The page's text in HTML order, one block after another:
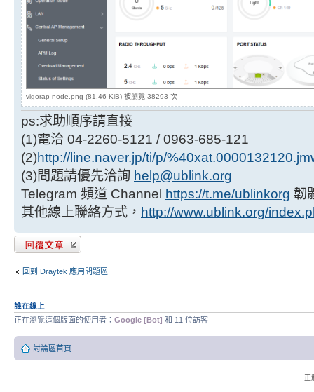
vigorap-node.png (81.46 KiB) 被瀏覽 38293 次
ps:求助順序請直接
(1)電洽 04-2260-5121 / 0963-685-121
(2)http://line.naver.jp/ti/p/
(3)問題請優先洽詢 help@ublink.org
Telegram 頻道 Channel https://t.me/ublinkorg 韌
其他線上聯絡方式， http://www.ublink.org/
發表回覆
回到 Draytek 應用問題區
誰在線上
正在瀏覽這個版面的使用者： Google [Bot] 和 11 位訪客
討論區首頁
正